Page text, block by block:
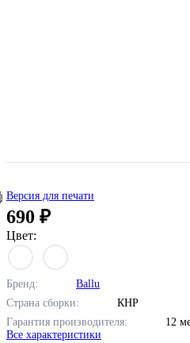
Версия для печати
690 ₽
Цвет:
Бренд:
Ballu
Страна сборки:
КНР
Гарантия производителя:
12
Все характеристики